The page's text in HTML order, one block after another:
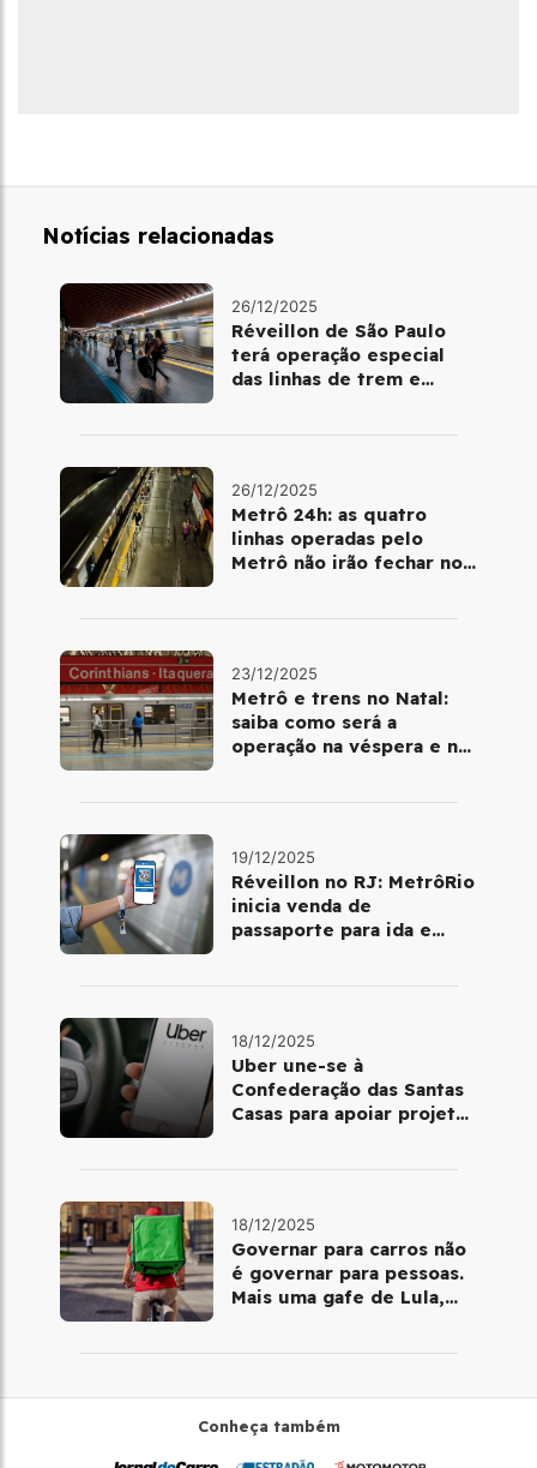
Notícias relacionadas
26/12/2025
Réveillon de São Paulo
terá operação especial
das linhas de trem e
26/12/2025
Metrô 24h: as quatro
linhas operadas pelo
Metrô não irão fechar no
23/12/2025
Metrô e trens no Natal:
saiba como será a
operação na véspera e no
19/12/2025
Réveillon no RJ: MetrôRio
inicia venda de
passaporte para ida e
18/12/2025
Uber une-se à
Confederação das Santas
Casas para apoiar projetos
18/12/2025
Governar para carros não
é governar para pessoas.
Mais uma gafe de Lula,
Conheça também